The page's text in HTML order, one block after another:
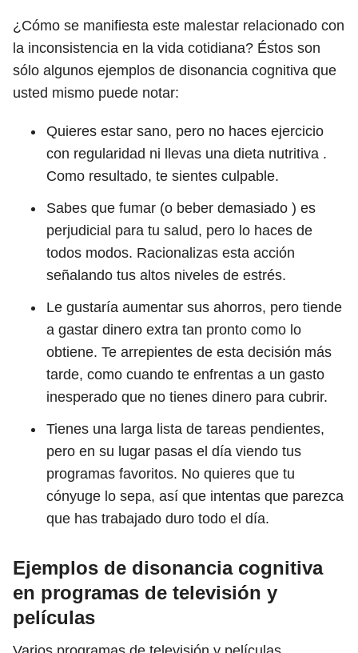
¿Cómo se manifiesta este malestar relacionado con
la inconsistencia en la vida cotidiana? Éstos son
sólo algunos ejemplos de disonancia cognitiva que
usted mismo puede notar:
Quieres estar sano, pero no haces ejercicio
con regularidad ni llevas una dieta nutritiva .
Como resultado, te sientes culpable.
Sabes que fumar (o beber demasiado ) es
perjudicial para tu salud, pero lo haces de
todos modos. Racionalizas esta acción
señalando tus altos niveles de estrés.
Le gustaría aumentar sus ahorros, pero tiende
a gastar dinero extra tan pronto como lo
obtiene. Te arrepientes de esta decisión más
tarde, como cuando te enfrentas a un gasto
inesperado que no tienes dinero para cubrir.
Tienes una larga lista de tareas pendientes,
pero en su lugar pasas el día viendo tus
programas favoritos. No quieres que tu
cónyuge lo sepa, así que intentas que parezca
que has trabajado duro todo el día.
Ejemplos de disonancia cognitiva
en programas de televisión y
películas